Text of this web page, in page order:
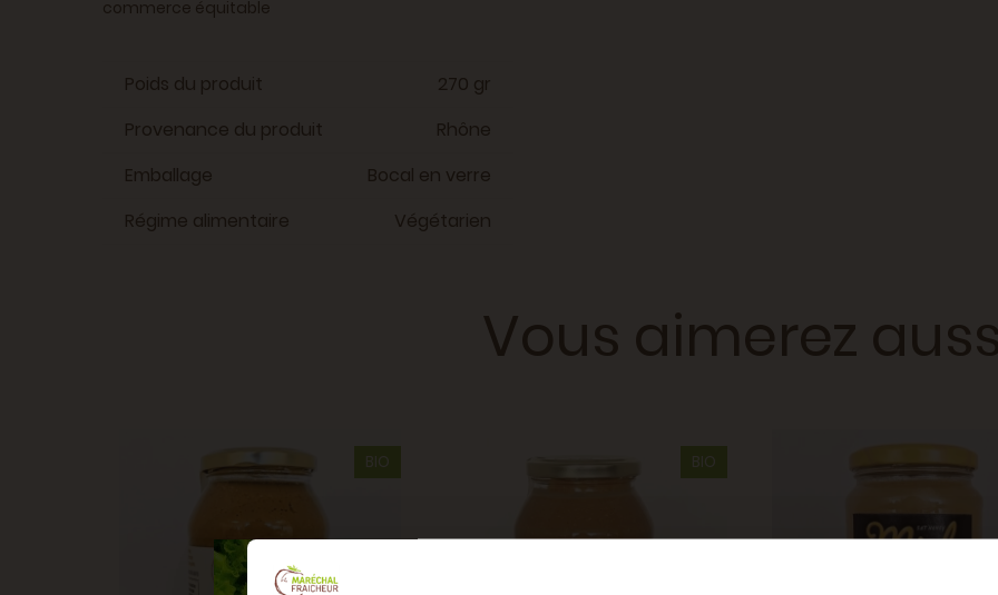
commerce équitable
Poids du produit
270 gr
Provenance du produit
Rhône
Emballage
Bocal en verre
Régime alimentaire
Végétarien
Vous aimerez
BIO BIO